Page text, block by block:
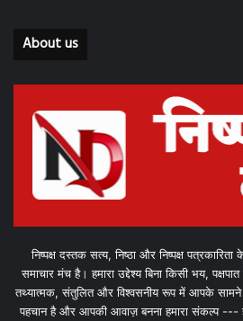
About us
निष्पक्ष दस्तक सत्य, निष्ठा और निष्पक्ष
समाचार मंच है। हमारा उद्देश्य बिना किसी भय,
तथ्यात्मक, संतुलित और विश्वसनीय रूप में आपके सामने
पहचान है और आपकी आवाज़ बनना हमारा संकल्प ---